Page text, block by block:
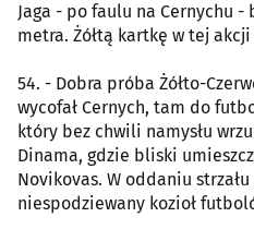
Jaga - po faulu na Cernychu -
metra. Żółtą kartkę w tej
54. - Dobra próba Żółto-
wycofał Cernych, tam do
który bez chwili namysłu
Dinama, gdzie bliski
Novikovas. W oddaniu
niespodziewany kozioł